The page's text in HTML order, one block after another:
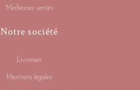
Meilleures ventes
Notre société
Livraison
Mentions légales